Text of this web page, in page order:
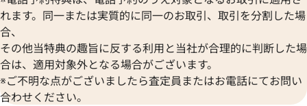
れます。同一または実質的に同一のお取引、取引を分割した場
合、
その他当特典の趣旨に反する利用と当社が合理的に判断した場
合は、適用対象外となる場合がございます。
※ご不明な点がございましたら査定員またはお電話にてお問い
合わせください。